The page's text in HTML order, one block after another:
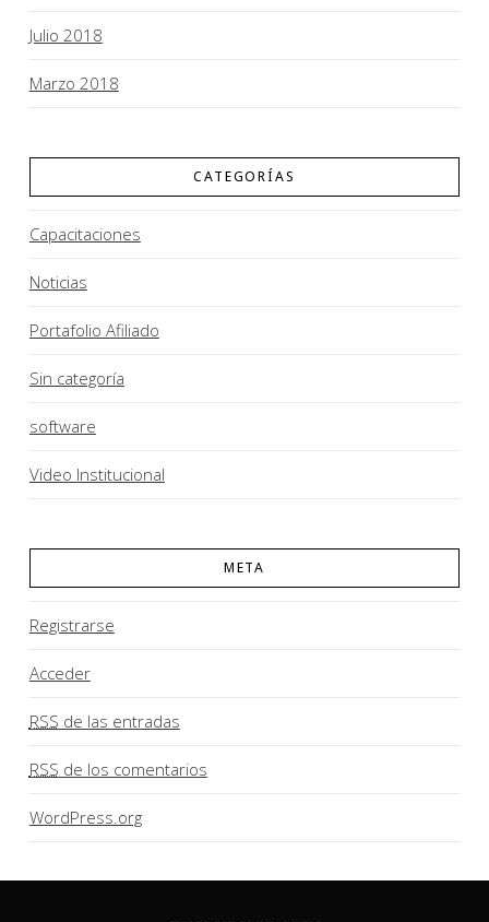
Julio 2018
Marzo 2018
CATEGORÍAS
Capacitaciones
Noticias
Portafolio Afiliado
Sin categoría
software
Video Institucional
META
Registrarse
Acceder
RSS de las entradas
RSS de los comentarios
WordPress.org